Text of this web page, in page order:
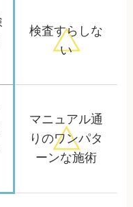
検査すらしな
い
マニュアル通
りのワンパタ
ーンな施術